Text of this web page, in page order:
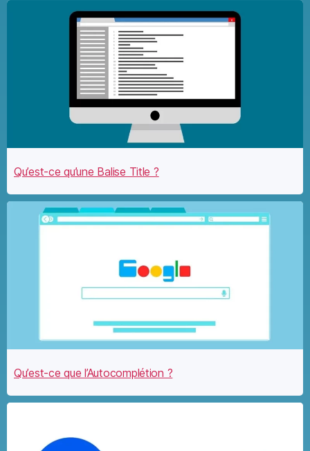
Qu’est-ce qu’une Balise Title ?
Qu’est-ce que l’Autocomplétion ?